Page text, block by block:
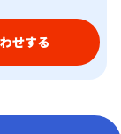
せする